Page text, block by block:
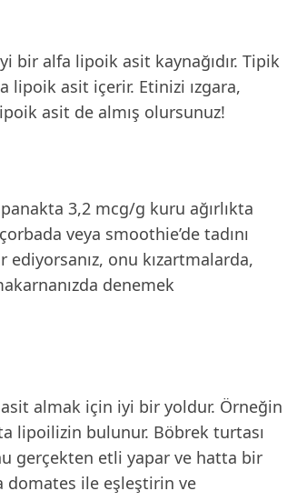
bir alfa lipoik asit kaynağıdır. Tipik
lipoik asit içerir. Etinizi ızgara,
asit de almış olursunuz!
3,2 mcg/g kuru ağırlıkta
veya smoothie’de tadını
ediyorsanız, onu kızartmalarda,
denemek
almak için iyi bir yoldur. Örneğin
lipoilizin bulunur. Böbrek turtası
gerçekten etli yapar ve hatta bir
domates ile eşleştirin ve